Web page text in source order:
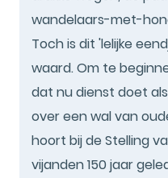
wandelaars-met-
Toch is dit 'lelijke
waard. Om te
dat nu dienst doet
over een wal van
hoort bij de Stelling
vijanden 150 jaar